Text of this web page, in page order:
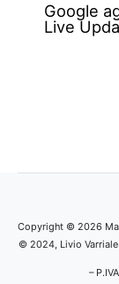
Google
Live
Copyright © 2026
© 2024, Livio Varriale
–